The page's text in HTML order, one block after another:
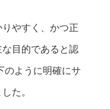
やすく、かつ正
目的であると認
のように明確にサ
た。